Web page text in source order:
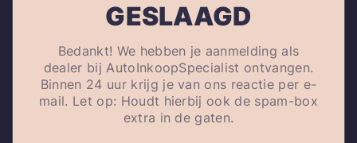
GESLAAGD
Bedankt! We hebben je aanmelding als
dealer bij AutoInkoopSpecialist ontvangen.
Binnen 24 uur krijg je van ons reactie per e-
mail. Let op: Houdt hierbij ook de spam-box
extra in de gaten.